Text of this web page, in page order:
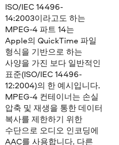
ISO/IEC 14496-
14:2003이라고도 하는
MPEG-4 파트 14는
Apple의 QuickTime 파일
형식을 기반으로 하는
사양을 가진 보다 일반적인
표준(ISO/IEC 14496-
12:2004)의 한 예시입니다.
MPEG-4 컨테이너는 손실
압축 및 재생을 통한 데이터
복사를 제한하기 위한
수단으로 오디오 인코딩에
AAC를 사용합니다. 다른